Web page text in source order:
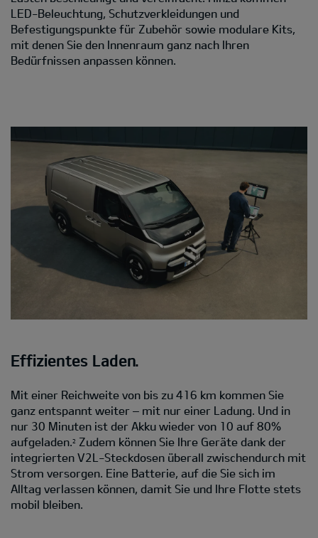
LED-Beleuchtung, Schutzverkleidungen und
Befestigungspunkte für Zubehör sowie modulare Kits,
mit denen Sie den Innenraum ganz nach Ihren
Bedürfnissen anpassen können.
Effizientes Laden.
Mit einer Reichweite von bis zu 416 km kommen Sie
ganz entspannt weiter – mit nur einer Ladung. Und in
nur 30 Minuten ist der Akku wieder von 10 auf 80%
aufgeladen.2 Zudem können Sie Ihre Geräte dank der
integrierten V2L-Steckdosen überall zwischendurch mit
Strom versorgen. Eine Batterie, auf die Sie sich im
Alltag verlassen können, damit Sie und Ihre Flotte stets
mobil bleiben.